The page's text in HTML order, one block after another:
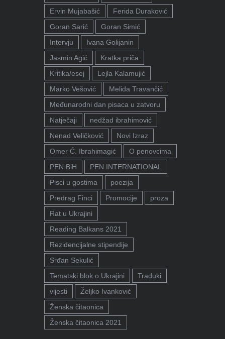
Ervin Mujabašić
Ferida Duraković
Goran Sarić
Goran Simić
Intervju
Ivana Golijanin
Jasmin Agić
Kratka priča
Kritika/esej
Lejla Kalamujić
Marko Vešović
Melida Travančić
Međunarodni dan pisaca u zatvoru
Natječaji
nedžad ibrahimović
Nenad Veličković
Novi Izraz
Omer Ć. Ibrahimagić
O penovcima
PEN BiH
PEN INTERNATIONAL
Pisci u gostima
poezija
Predrag Finci
Promocije
proza
Rat u Ukrajini
Reading Balkans 2021
Rezidencijalne stipendije
Srđan Sekulić
Tematski blok o Ukrajini
Traduki
vijesti
Željko Ivanković
Ženska čitaonica
Ženska čitaonica 2021